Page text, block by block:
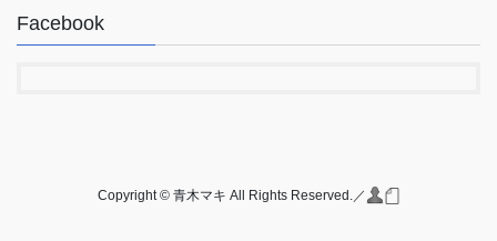
Facebook
Copyright © 青木マキ All Rights Reserved.／